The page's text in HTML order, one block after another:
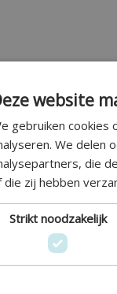
en
Neem
website
gebruiken cookies
We delen
die
die zij hebben
Strikt noodzakelijk